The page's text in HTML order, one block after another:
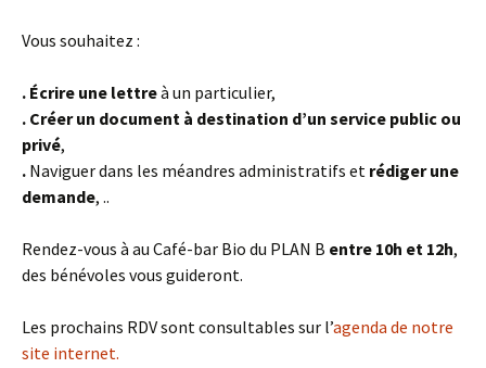
Vous souhaitez :
. Écrire une lettreà un particulier,
. Créer un document à destination d’un service public ou
privé,
. Naviguer dans les méandres administratifs et rédiger une
demande, ..
Rendez-vous à au Café-bar Bio du PLAN B entre 10h et 12h,
des bénévoles vous guideront.
Les prochains RDV sont consultables sur l’agenda de notre
site internet.